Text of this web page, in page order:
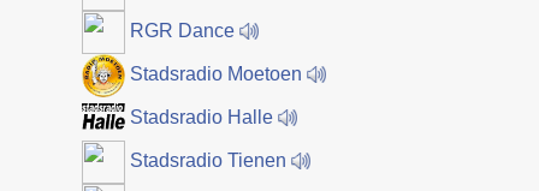
RGR Dance
Stadsradio Moetoen
Stadsradio Halle
Stadsradio Tienen